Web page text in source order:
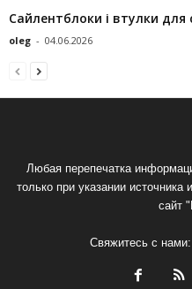
Сайлентблоки і втулки для
oleg - 04.06.2026
Любая перепечатка
только при указании источника
сайт
Свяжитесь с нами: